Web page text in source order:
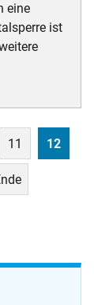
eine
ist
11 12